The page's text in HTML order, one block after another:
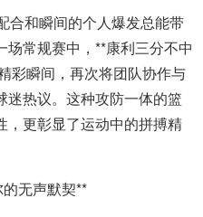
合和瞬间的个人爆发总能带
常规赛中，**康利三分不中
彩瞬间，再次将团队协作与
迷热议。这种攻防一体的篮
，更彰显了运动中的拼搏精
无声默契**